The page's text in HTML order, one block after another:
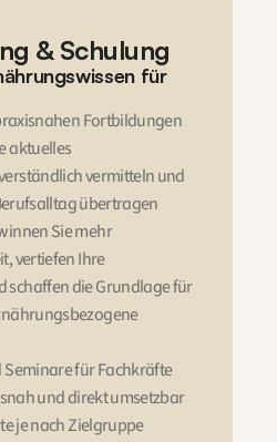
& Schulung
für
Fortbildungen
aktuelles
vermitteln und
übertragen
Sie mehr
vertiefen Ihre
schaffen die Grundlage für
für Fachkräfte
und direkt umsetzbar
je nach Zielgruppe